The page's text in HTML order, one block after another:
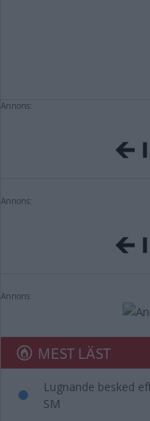
Annons:
Annons:
Annons:
MEST LÄST
Lugnande besked
SM